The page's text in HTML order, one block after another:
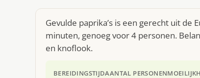
Gevulde paprika’s is een gerecht uit de
minuten, genoeg voor 4 personen.
en knoflook.
BEREIDINGSTIJDAANTAL PERSONEN